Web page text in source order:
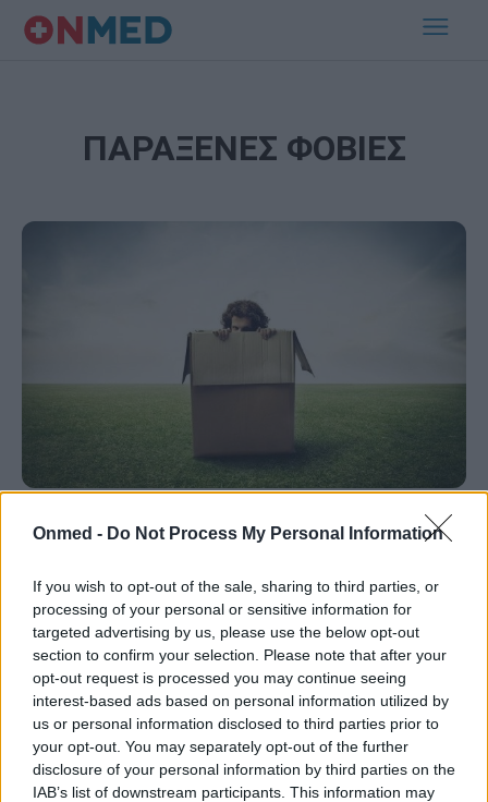
Onmed - Do Not Process My Personal Information
If you wish to opt-out of the sale, sharing to third parties, or
processing of your personal or sensitive information for
targeted advertising by us, please use the below opt-out
section to confirm your selection. Please note that after your
opt-out request is processed you may continue seeing
interest-based ads based on personal information utilized by
us or personal information disclosed to third parties prior to
your opt-out. You may separately opt-out of the further
disclosure of your personal information by third parties on the
IAB’s list of downstream participants. This information may
ΠΑΡΑΞΕΝΕΣ ΦΟΒΙΕΣ
Οι 20 πιο παράλογες φοβίες σε ένα
Σύμφωνα με το Εθνικό Ινστιτούτο Ψυχικής Υγείας,
πάνω από 10 εκατομμύρια ενήλικες στις ΗΠΑ
αντιμετωπίζουν κάποιου είδους φοβία. Μερικές από…